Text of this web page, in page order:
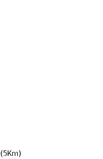
(5Km)